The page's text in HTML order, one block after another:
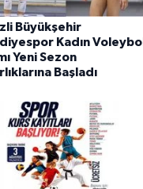
Büyükşehir
Kadın Voleybol
Yeni Sezon
Başladı